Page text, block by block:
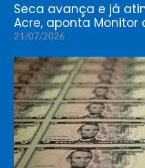
Seca avança e já
Acre, aponta Monitor
21/07/2026